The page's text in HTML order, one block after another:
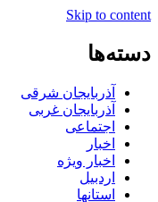
Skip to content
دسته‌ها
آذربایجان شرقی
آذربایجان غربی
اجتماعی
اخبار
اخبار ویژه
اردبیل
استانها